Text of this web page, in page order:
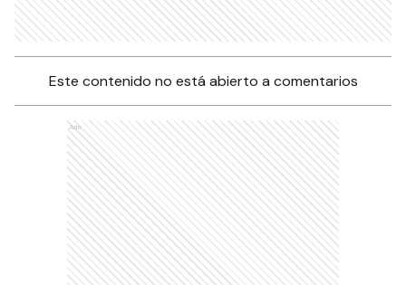
Este contenido no está abierto a comentarios
Ads